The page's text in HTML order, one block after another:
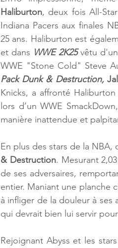
Haliburton, deux fois All-
Indiana Pacers aux finales
25 ans. Haliburton est
et dans WWE 2K25 vêtu d'un
Pack Dunk & Destruction,
Knicks, a affronté
lors d’un WWE
manière inattendue et
En plus des stars de la
& Destruction. Mesurant
de ses adversaires,
entier. Maniant une planche
à infliger de la douleur à ses
qui devrait bien lui servir
Rejoignant Abyss et les